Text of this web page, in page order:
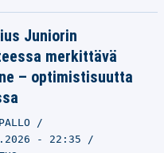
Juniorin
merkittävä
– optimistisuutta
- 22:35